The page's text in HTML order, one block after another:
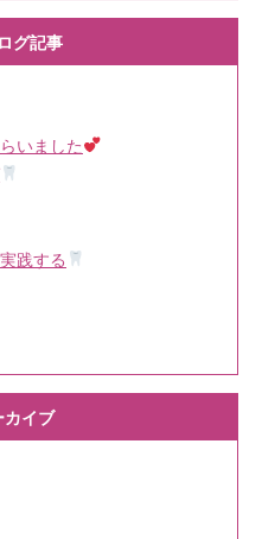
グ記事
いました
践する
カイブ